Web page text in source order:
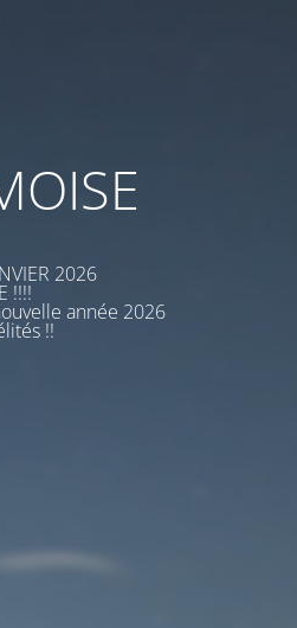
2026
!!!!
année 2026
!!